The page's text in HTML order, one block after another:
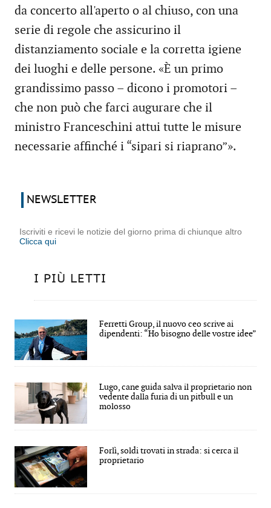
da concerto all'aperto o al chiuso, con una
serie di regole che assicurino il
distanziamento sociale e la corretta igiene
dei luoghi e delle persone. «È un primo
grandissimo passo – dicono i promotori –
che non può che farci augurare che il
ministro Franceschini attui tutte le misure
necessarie affinché i “sipari si riaprano”».
NEWSLETTER
Iscriviti e ricevi le notizie del giorno prima di chiunque altro
Clicca qui
I PIÙ LETTI
Ferretti Group, il nuovo ceo scrive ai
dipendenti: “Ho bisogno delle vostre idee”
Lugo, cane guida salva il proprietario non
vedente dalla furia di un pitbull e un
molosso
Forlì, soldi trovati in strada: si cerca il
proprietario